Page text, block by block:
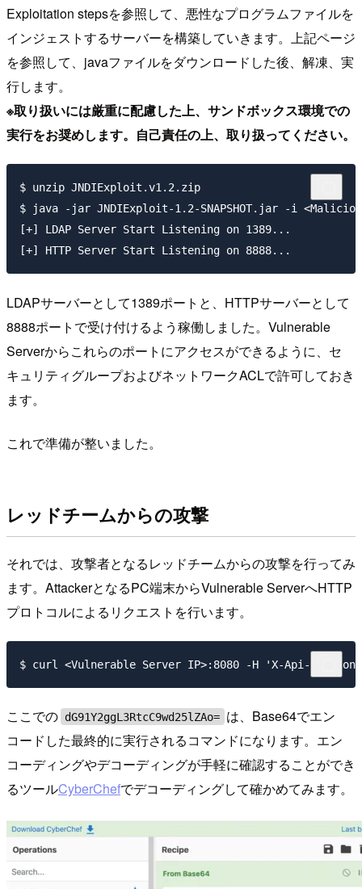
Exploitation stepsを参照して、悪性なプログラムファイルを
インジェストするサーバーを構築していきます。上記ページ
を参照して、javaファイルをダウンロードした後、解凍、実
行します。
※取り扱いには厳重に配慮した上、サンドボックス環境での
実行をお奨めします。自己責任の上、取り扱ってください。
$ unzip JNDIExploit.v1.2.zip
$ java -jar JNDIExploit-1.2-SNAPSHOT.jar -i
[+] LDAP Server Start Listening on 1389...
LDAPサーバーとして1389ポートと、HTTPサーバーとして
8888ポートで受け付けるよう稼働しました。Vulnerable
Serverからこれらのポートにアクセスができるように、セ
キュリティグループおよびネットワークACLで許可しておき
ます。
これで準備が整いました。
レッドチームからの攻撃
それでは、攻撃者となるレッドチームからの攻撃を行ってみ
ます。AttackerとなるPC端末からVulnerable ServerへHTTP
プロトコルによるリクエストを行います。
ここでの dG91Y2ggL3RtcC9wd25lZAo= は、Base64でエン
コードした最終的に実行されるコマンドになります。エン
コーディングやデコーディングが手軽に確認することができ
るツールCyberChefでデコーディングして確かめてみます。